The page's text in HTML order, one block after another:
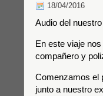
18/04/2016
Audio del
En este viaje
compañero y
Comenzamos el
junto a nuestro